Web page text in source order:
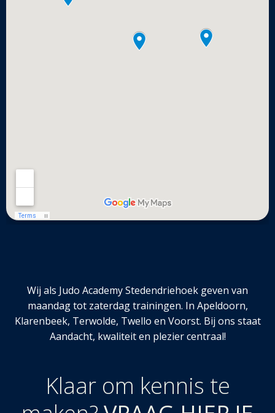
Wij als Judo Academy Stedendriehoek geven van
maandag tot zaterdag trainingen. In Apeldoorn,
Klarenbeek, Terwolde, Twello en Voorst. Bij ons staat
Aandacht, kwaliteit en plezier centraal!
Klaar om kennis te